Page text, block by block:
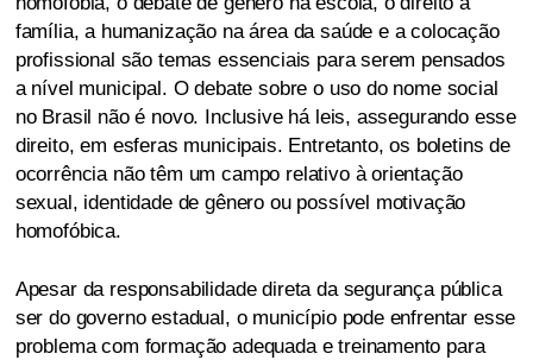
família, a humanização na área da saúde e a colocação
profissional são temas essenciais para serem pensados
a nível municipal. O debate sobre o uso do nome social
no Brasil não é novo. Inclusive há leis, assegurando esse
direito, em esferas municipais. Entretanto, os boletins de
ocorrência não têm um campo relativo à orientação
sexual, identidade de gênero ou possível motivação
homofóbica.
Apesar da responsabilidade direta da segurança pública
ser do governo estadual, o município pode enfrentar esse
problema com formação adequada e treinamento para